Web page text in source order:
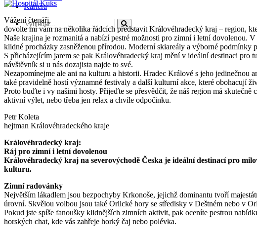
Kariéra
Vážení čtenáři,
dovolte mi vám na několika řádcích představit Královéhradecký kraj – region,
Naše krajina je rozmanitá a nabízí pestré možnosti pro zimní i letní
klidné procházky zasněženou přírodou. Moderní skiareály a výborné podmínky
S přicházejícím jarem se pak Královéhradecký kraj mění v ideální destinaci
návštěvník si u nás dozajista najde to své.
Nezapomínejme ale ani na kulturu a historii. Hradec Králové s jeho jedinečnou
také pravidelně hostí významné festivaly a další kulturní akce, které obohacují
Proto buďte i vy našimi hosty. Přijeďte se přesvědčit, že náš region má
aktivní výlet, nebo třeba jen relax a chvíle odpočinku.
Petr Koleta
hejtman Královéhradeckého kraje
Královéhradecký kraj:
Ráj pro zimní i letní dovolenou
Královéhradecký kraj na severovýchodě Česka je ideální destinací pro
kulturu.
Zimní radovánky
Největším lákadlem jsou bezpochyby Krkonoše, jejichž dominantu tvoří
úrovní. Skvělou volbou jsou také Orlické hory se středisky v Deštném nebo v
Pokud jste spíše fanoušky klidnějších zimních aktivit, pak oceníte pestrou
horských chat, kde vás zahřeje horký čaj nebo polévka.